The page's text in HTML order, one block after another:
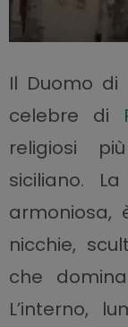
Il Duomo di
celebre di
religiosi
siciliano.
armoniosa,
nicchie,
che
L’interno,